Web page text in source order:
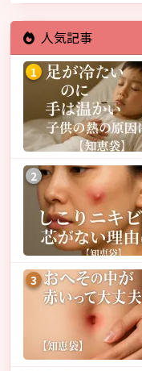
人気記事
1
2
3